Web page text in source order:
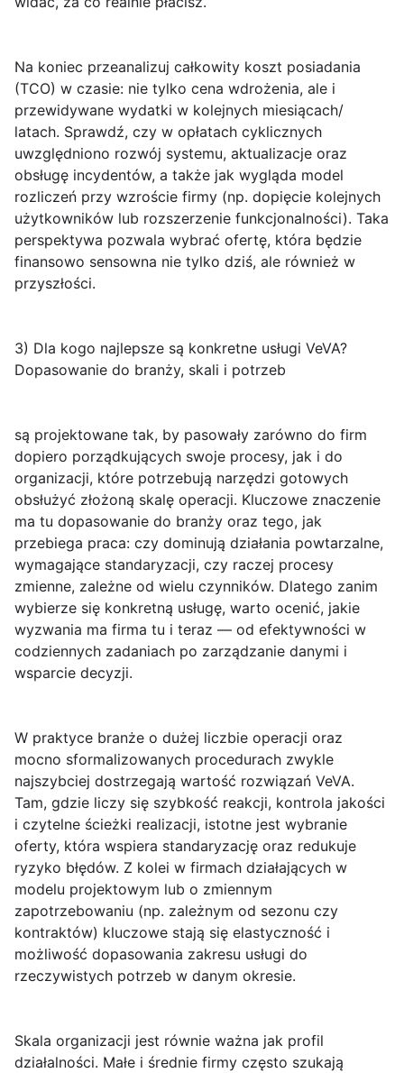
Na koniec przeanalizuj całkowity koszt posiadania
(TCO) w czasie: nie tylko cena wdrożenia, ale i
przewidywane wydatki w kolejnych miesiącach/
latach. Sprawdź, czy w opłatach cyklicznych
uwzględniono rozwój systemu, aktualizacje oraz
obsługę incydentów, a także jak wygląda model
rozliczeń przy wzroście firmy (np. dopięcie kolejnych
użytkowników lub rozszerzenie funkcjonalności). Taka
perspektywa pozwala wybrać ofertę, która będzie
finansowo sensowna nie tylko dziś, ale również w
przyszłości.
3) Dla kogo najlepsze są konkretne usługi VeVA?
Dopasowanie do branży, skali i potrzeb
są projektowane tak, by pasowały zarówno do firm
dopiero porządkujących swoje procesy, jak i do
organizacji, które potrzebują narzędzi gotowych
obsłużyć złożoną skalę operacji. Kluczowe znaczenie
ma tu dopasowanie do branży oraz tego, jak
przebiega praca: czy dominują działania powtarzalne,
wymagające standaryzacji, czy raczej procesy
zmienne, zależne od wielu czynników. Dlatego zanim
wybierze się konkretną usługę, warto ocenić, jakie
wyzwania ma firma tu i teraz — od efektywności w
codziennych zadaniach po zarządzanie danymi i
wsparcie decyzji.
W praktyce branże o dużej liczbie operacji oraz
mocno sformalizowanych procedurach zwykle
najszybciej dostrzegają wartość rozwiązań VeVA.
Tam, gdzie liczy się szybkość reakcji, kontrola jakości
i czytelne ścieżki realizacji, istotne jest wybranie
oferty, która wspiera standaryzację oraz redukuje
ryzyko błędów. Z kolei w firmach działających w
modelu projektowym lub o zmiennym
zapotrzebowaniu (np. zależnym od sezonu czy
kontraktów) kluczowe stają się elastyczność i
możliwość dopasowania zakresu usługi do
rzeczywistych potrzeb w danym okresie.
Skala organizacji jest równie ważna jak profil
działalności. Małe i średnie firmy często szukają